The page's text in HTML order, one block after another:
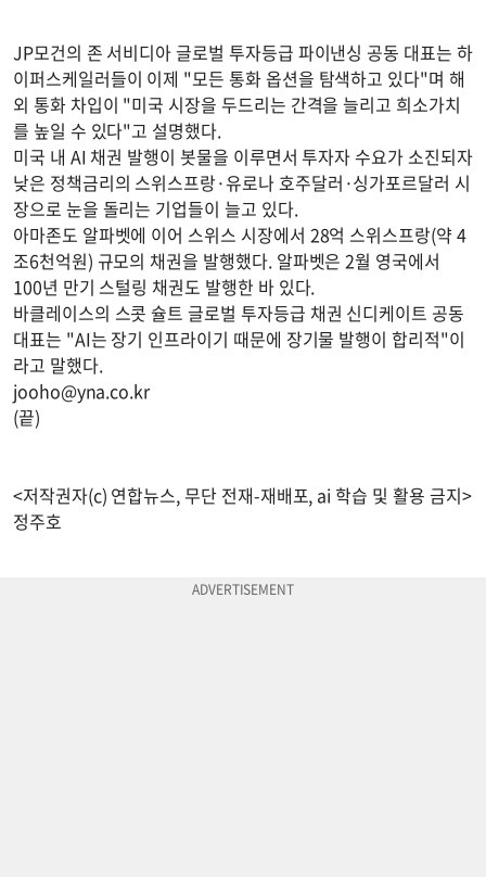
JP모건의 존 서비디아 글로벌 투자등급 파이낸싱 공동 대표는 하
이퍼스케일러들이 이제 "모든 통화 옵션을 탐색하고 있다"며 해
외 통화 차입이 "미국 시장을 두드리는 간격을 늘리고 희소가치
를 높일 수 있다"고 설명했다.
미국 내 AI 채권 발행이 봇물을 이루면서 투자자 수요가 소진되자
낮은 정책금리의 스위스프랑·유로나 호주달러·싱가포르달러 시
장으로 눈을 돌리는 기업들이 늘고 있다.
아마존도 알파벳에 이어 스위스 시장에서 28억 스위스프랑(약 4
조6천억원) 규모의 채권을 발행했다. 알파벳은 2월 영국에서
100년 만기 스털링 채권도 발행한 바 있다.
바클레이스의 스콧 슐트 글로벌 투자등급 채권 신디케이트 공동
대표는 "AI는 장기 인프라이기 때문에 장기물 발행이 합리적"이
라고 말했다.
jooho@yna.co.kr
(끝)
<저작권자(c) 연합뉴스, 무단 전재-재배포, ai 학습 및 활용 금지>
정주호